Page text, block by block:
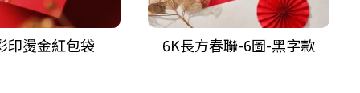
印燙金紅包袋 6K長方春聯-6圖-黑字款